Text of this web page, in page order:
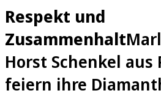
Respekt und
Zusammenhalt
Horst Schenkel aus
feiern ihre